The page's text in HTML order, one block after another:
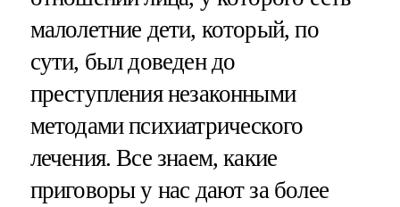
малолетние дети, который, по
сути, был доведен до
преступления незаконными
методами психиатрического
лечения. Все знаем, какие
приговоры у нас дают за более